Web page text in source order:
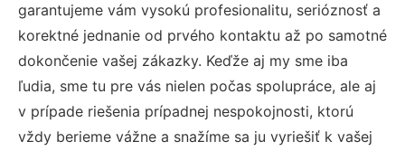
garantujeme vám vysokú profesionalitu, serióznosť a
korektné jednanie od prvého kontaktu až po samotné
dokončenie vašej zákazky. Keďže aj my sme iba
ľudia, sme tu pre vás nielen počas spolupráce, ale aj
v prípade riešenia prípadnej nespokojnosti, ktorú
vždy berieme vážne a snažíme sa ju vyriešiť k vašej